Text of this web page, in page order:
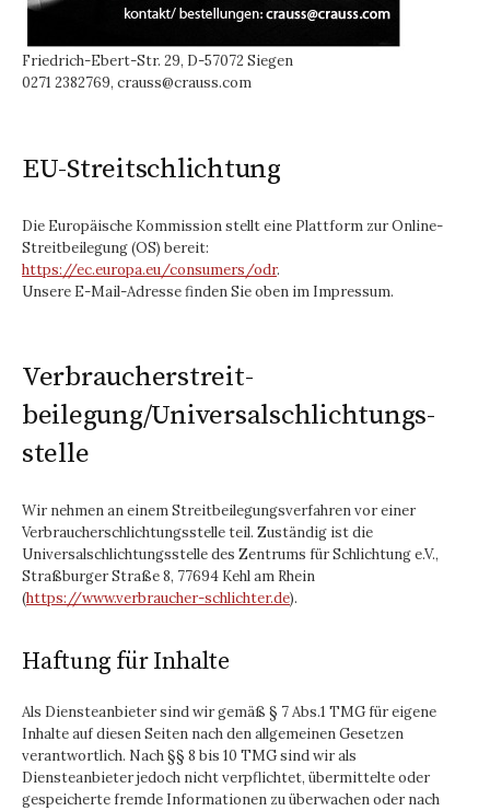
Friedrich-Ebert-Str. 29, D-57072 Siegen
0271 2382769, crauss@crauss.com
EU-Streitschlichtung
Die Europäische Kommission stellt eine Plattform zur Online-
Streitbeilegung (OS) bereit:
https://ec.europa.eu/consumers/odr.
Unsere E-Mail-Adresse finden Sie oben im Impressum.
Verbraucher­streit­
beilegung/Universal­schlichtungs­
stelle
Wir nehmen an einem Streitbeilegungsverfahren vor einer
Verbraucherschlichtungsstelle teil. Zuständig ist die
Universalschlichtungsstelle des Zentrums für Schlichtung e.V.,
Straßburger Straße 8, 77694 Kehl am Rhein
(https://www.verbraucher-schlichter.de).
Haftung für Inhalte
Als Diensteanbieter sind wir gemäß § 7 Abs.1 TMG für eigene
Inhalte auf diesen Seiten nach den allgemeinen Gesetzen
verantwortlich. Nach §§ 8 bis 10 TMG sind wir als
Diensteanbieter jedoch nicht verpflichtet, übermittelte oder
gespeicherte fremde Informationen zu überwachen oder nach